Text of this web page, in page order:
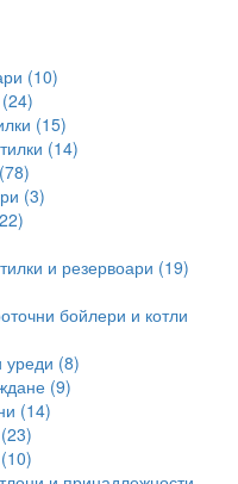
(10)
(15)
(14)
(3)
и резервоари (19)
бойлери и котли
уреди (8)
(9)
(14)